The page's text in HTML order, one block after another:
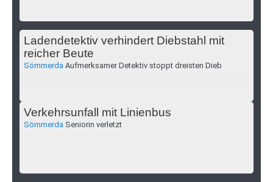
Ladendetektiv verhindert Diebstahl mit
reicher Beute
Sömmerda Aufmerksamer Detektiv stoppt dreisten Dieb
Verkehrsunfall mit Linienbus
Sömmerda Seniorin verletzt